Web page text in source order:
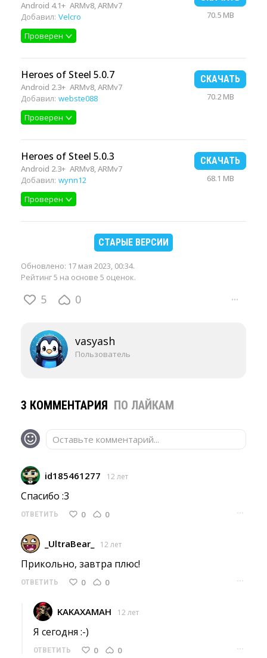
Android 4.1+ ARMv8, ARMv7
Добавил: Velcro
Проверен
70.5 MB
Heroes of Steel 5.0.7
Android 2.3+ ARMv8, ARMv7
Добавил: webste088
Проверен
СКАЧАТЬ
70.2 MB
Heroes of Steel 5.0.3
Android 2.3+ ARMv8, ARMv7
Добавил: wynn12
Проверен
СКАЧАТЬ
68.1 MB
СТАРЫЕ ВЕРСИИ
Обновлено: 17 мая 2023, 00:34.
Рейтинг 5 на основе 5 оценок.
5 0 ···
vasyash
Пользователь
3 КОММЕНТАРИЯ ПО ЛАЙКАМ
Оставьте комментарий...
id185461277 12 лет
Спасибо :3
ОТВЕТИТЬ 0 0 ···
_UltraBear_ 12 лет
Прикольно, завтра плюс!
ОТВЕТИТЬ 0 0 ···
KAKAXAMAH 12 лет
Я сегодня :-)
ОТВЕТИТЬ 0 0 ···